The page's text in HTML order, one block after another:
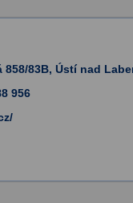
858/83B, Ústí nad
956